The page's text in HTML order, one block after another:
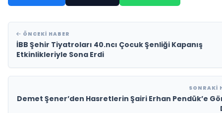
ÖNCEKI HABER
İBB Şehir Tiyatroları 40.ncı Çocuk Şenliği Kapanış
Etkinlikleriyle Sona Erdi
SONRAKI
Demet Şener’den Hasretlerin Şairi Erhan Pendük’e